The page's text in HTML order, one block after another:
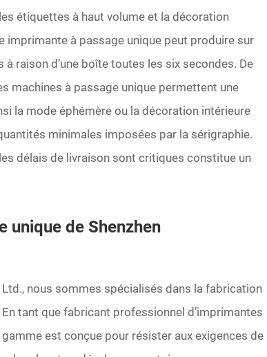
étiquettes à haut volume et la décoration
imprimante à passage unique peut produire sur
raison d’une boîte toutes les six secondes. De
machines à passage unique permettent une
la mode éphémère ou la décoration intérieure
minimales imposées par la sérigraphie.
délais de livraison sont critiques constitue un
unique de Shenzhen
Ltd., nous sommes spécialisés dans la fabrication
tant que fabricant professionnel d’imprimantes
gamme est conçue pour résister aux exigences de